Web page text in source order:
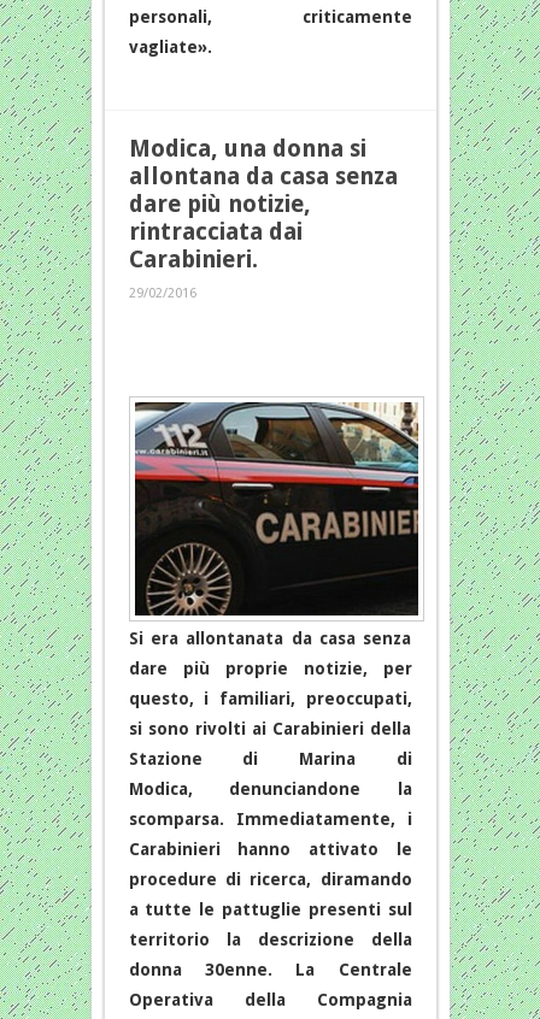
personali, criticamente
vagliate».
Modica, una donna si
allontana da casa senza
dare più notizie,
rintracciata dai
Carabinieri.
29/02/2016
Si era allontanata da casa senza
dare più proprie notizie, per
questo, i familiari, preoccupati,
si sono rivolti ai Carabinieri della
Stazione di Marina di
Modica, denunciandone la
scomparsa. Immediatamente, i
Carabinieri hanno attivato le
procedure di ricerca, diramando
a tutte le pattuglie presenti sul
territorio la descrizione della
donna 30enne. La Centrale
Operativa della Compagnia